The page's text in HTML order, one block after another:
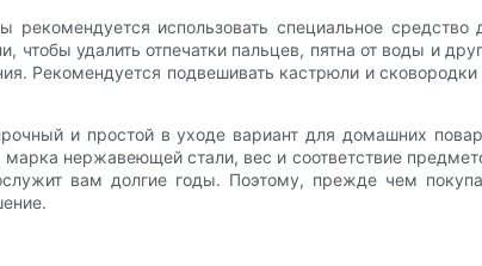
использовать специальное
удалить отпечатки пальцев, пятна от воды и
Рекомендуется подвешивать кастрюли и
и простой в уходе вариант для домашних
нержавеющей стали, вес и соответствие
вам долгие годы. Поэтому, прежде чем